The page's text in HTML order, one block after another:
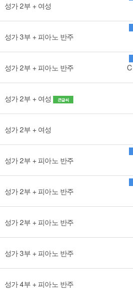
성가 2부 + 여성
성가 3부 + 피아노 반주
성가 2부 + 피아노 반주
성가 2부 + 여성 큰글씨
성가 2부 + 여성
성가 2부 + 피아노 반주
성가 2부 + 피아노 반주
성가 2부 + 피아노 반주
성가 3부 + 피아노 반주
성가 4부 + 피아노 반주